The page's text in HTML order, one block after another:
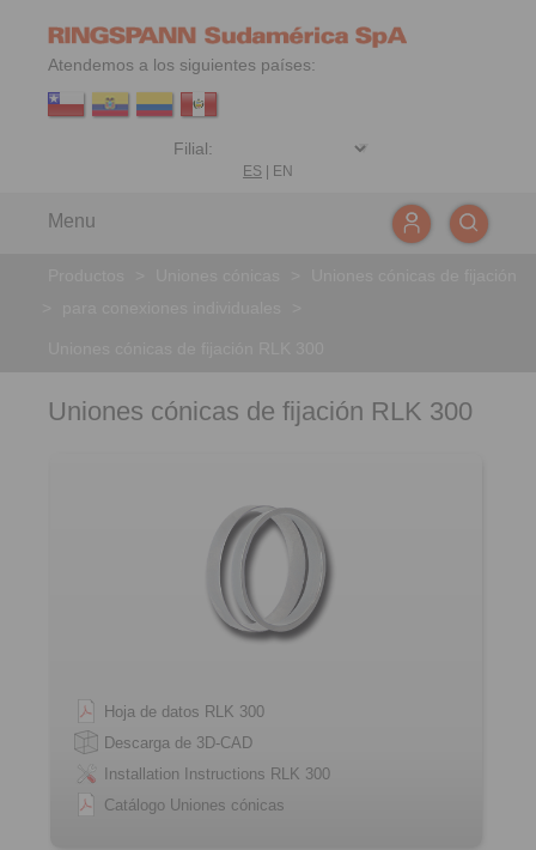
Atendemos a los siguientes países:
ES EN
Menu
Uniones cónicas de fijación RLK 300
Hoja de datos RLK 300
Descarga de 3D-CAD
Installation Instructions RLK 300
Catálogo Uniones cónicas